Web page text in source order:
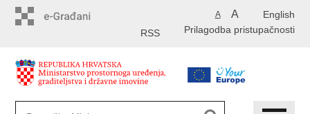
English
A A
Prilagodba pristupačnosti
RSS